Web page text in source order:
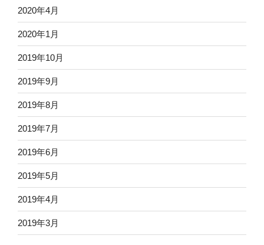
2020年4月
2020年1月
2019年10月
2019年9月
2019年8月
2019年7月
2019年6月
2019年5月
2019年4月
2019年3月